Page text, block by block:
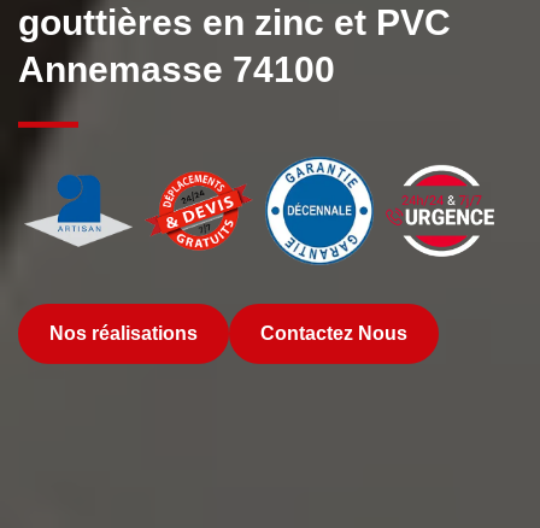
gouttières en zinc et PVC
Annemasse 74100
Nos réalisations Contactez Nous